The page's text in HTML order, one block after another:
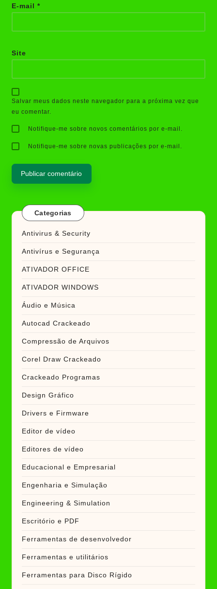
E-mail *
Site
Salvar meus dados neste navegador para a próxima vez que
eu comentar.
Notifique-me sobre novos comentários por e-mail.
Notifique-me sobre novas publicações por e-mail.
Categorias
Antivirus & Security
Antivírus e Segurança
ATIVADOR OFFICE
ATIVADOR WINDOWS
Áudio e Música
Autocad Crackeado
Compressão de Arquivos
Corel Draw Crackeado
Crackeado Programas
Design Gráfico
Drivers e Firmware
Editor de vídeo
Editores de vídeo
Educacional e Empresarial
Engenharia e Simulação
Engineering & Simulation
Escritório e PDF
Ferramentas de desenvolvedor
Ferramentas e utilitários
Ferramentas para Disco Rígido